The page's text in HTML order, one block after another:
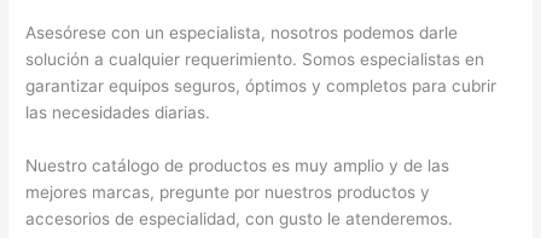
Asesórese con un especialista, nosotros podemos darle
solución a cualquier requerimiento. Somos especialistas en
garantizar equipos seguros, óptimos y completos para cubrir
las necesidades diarias.
Nuestro catálogo de productos es muy amplio y de las
mejores marcas, pregunte por nuestros productos y
accesorios de especialidad, con gusto le atenderemos.